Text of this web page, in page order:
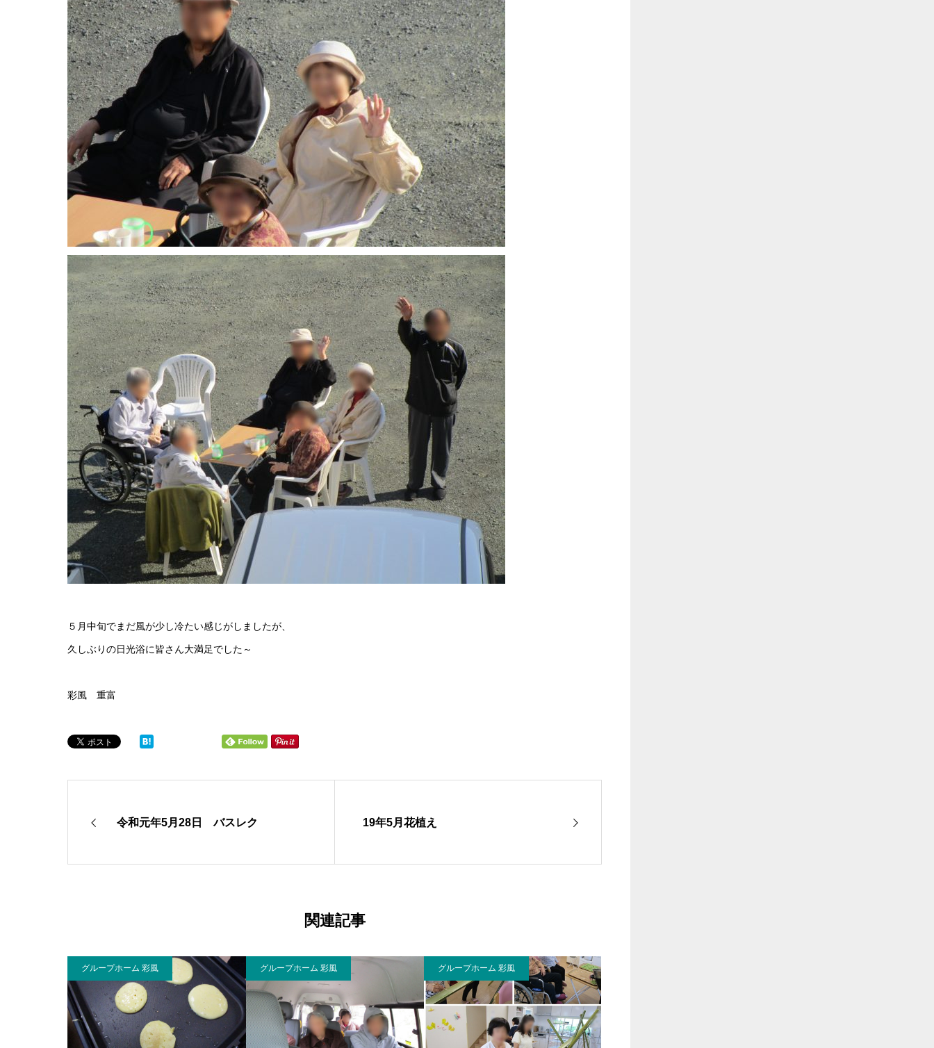
５月中旬でまだ風が少し冷たい感じがしましたが、
久しぶりの日光浴に皆さん大満足でした～
彩風 重富
令和元年5月28日 バスレク 19年5月花植え
関連記事
グループホーム 彩風 グループホーム 彩風 グループホーム 彩風